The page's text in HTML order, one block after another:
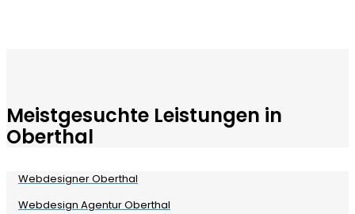
Meistgesuchte Leistungen in
Oberthal
Webdesigner Oberthal
Webdesign Agentur Oberthal